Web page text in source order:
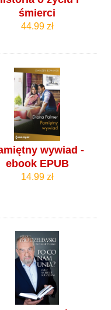
śmierci
44.99 zł
wywiad -
ebook EPUB
14.99 zł